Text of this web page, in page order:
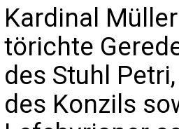
Kardinal
törichte
des Stuhl
des Konzils